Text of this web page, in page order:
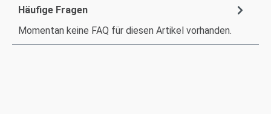
Häufige Fragen
Momentan keine FAQ für diesen Artikel vorhanden.